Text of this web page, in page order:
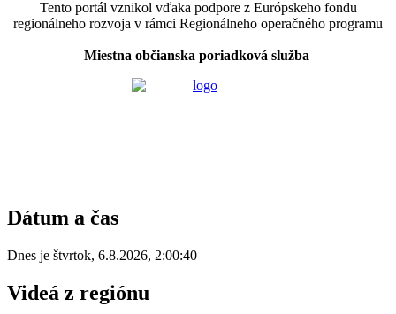
Tento portál vznikol vďaka podpore z Európskeho fondu
regionálneho rozvoja v rámci Regionálneho operačného programu
Miestna občianska poriadková služba
Dátum a čas
Dnes je štvrtok, 6.8.2026, 2:00:40
Videá z regiónu